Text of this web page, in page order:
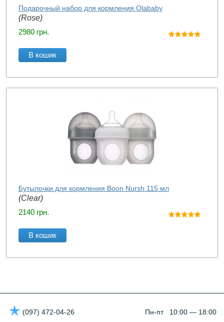
Подарочный набор для кормления Olababy
(Rose)
2980 грн.
В кошик
Бутылочки для кормления Boon Nursh 115 мл
(Clear)
2140 грн.
В кошик
(097) 472-04-26 Пн-пт 10:00 — 18:00